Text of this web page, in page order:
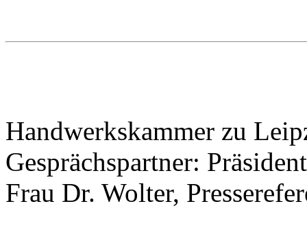
Handwerkskammer zu
Gesprächspartner:
Frau Dr. Wolter,